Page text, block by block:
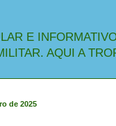
E
AQUI A
de 2025